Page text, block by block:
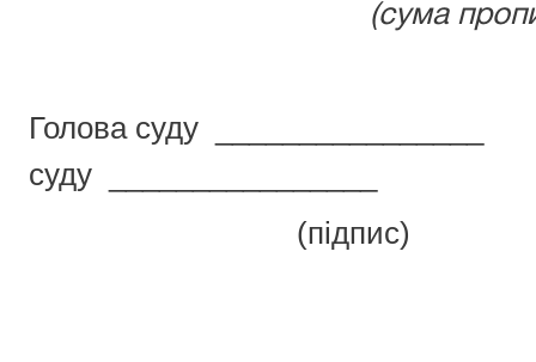
(сума
Голова суду
суду ________________